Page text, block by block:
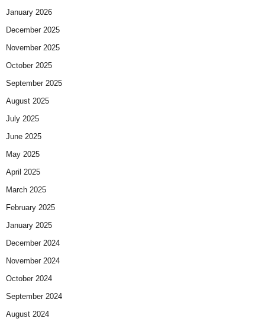
January 2026
December 2025
November 2025
October 2025
September 2025
August 2025
July 2025
June 2025
May 2025
April 2025
March 2025
February 2025
January 2025
December 2024
November 2024
October 2024
September 2024
August 2024